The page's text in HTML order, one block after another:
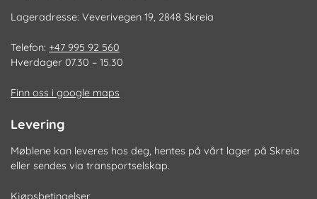
Lageradresse: Veverivegen 19, 2848 Skreia
Telefon: +47 995 92 560
Hverdager 07.30 – 15.30
Finn oss i google maps
Levering
Møblene kan leveres hos deg, hentes på vårt lager på Skreia
eller sendes via transportselskap.
Kjøpsbetingelser